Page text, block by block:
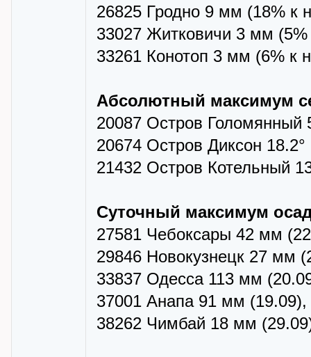
26825 Гродно 9 мм (18%
33027 Житковичи 3 мм
33261 Конотоп 3 мм (6%
Абсолютный максимум
20087 Остров Голомянный
20674 Остров Диксон
21432 Остров Котельный
Суточный максимум
27581 Чебоксары 42 мм
29846 Новокузнецк 27 мм
33837 Одесса 113 мм
37001 Анапа 91 мм
38262 Чимбай 18 мм